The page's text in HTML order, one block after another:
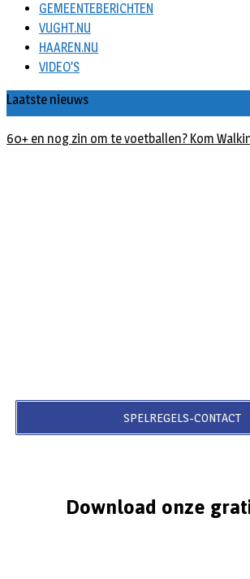
GEMEENTEBERICHTEN
VUGHT.NU
HAAREN.NU
VIDEO’S
Laatste nieuws
60+ en nog zin om te voetballen? Kom
SPELREGELS-CONTACT
Download onze